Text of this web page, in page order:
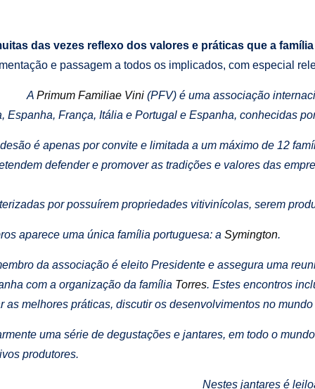
das vezes reflexo dos valores e práticas que a
e passagem a todos os implicados, com especial
A Primum Familiae Vini (PFV) é uma associação
Espanha, França, Itália e Portugal e Espanha, conhecidas
é apenas por convite e limitada a um máximo de 12
defender e promover as tradições e valores das
por possuírem propriedades vitivinícolas, serem
aparece uma única família portuguesa: a Symington.
da associação é eleito Presidente e assegura uma
com a organização da família Torres. Estes encontros
as melhores práticas, discutir os desenvolvimentos no
uma série de degustações e jantares, em todo o
produtores.
Nestes jantares é